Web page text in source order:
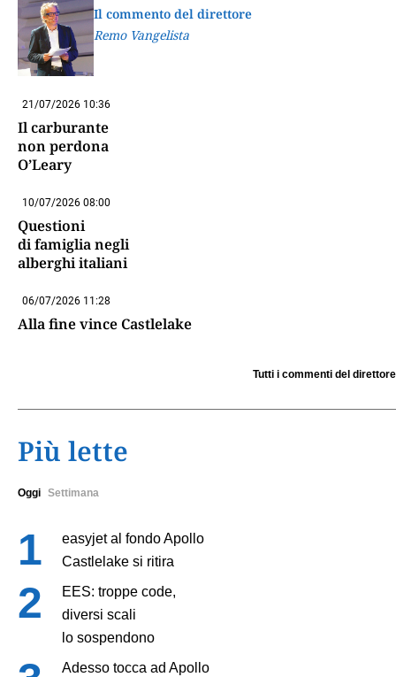
Il commento del direttore
Remo Vangelista
21/07/2026 10:36
Il carburante
non perdona
O’Leary
10/07/2026 08:00
Questioni
di famiglia negli
alberghi italiani
06/07/2026 11:28
Alla fine vince Castlelake
Tutti i commenti del direttore
Più lette
Oggi Settimana
easyjet al fondo Apollo
Castlelake si ritira
EES: troppe code,
diversi scali
lo sospendono
Adesso tocca ad Apollo